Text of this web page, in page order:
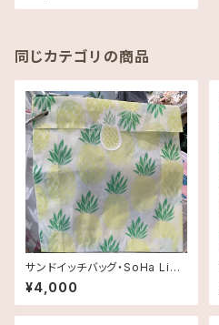
同じカテゴリの商品
サンドイッチバッグ・SoHa Livin
g・パイナップル
¥4,000